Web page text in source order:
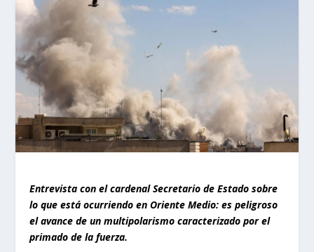
Entrevista con el cardenal Secretario de Estado sobre
lo que está ocurriendo en Oriente Medio: es peligroso
el avance de un multipolarismo caracterizado por el
primado de la fuerza.